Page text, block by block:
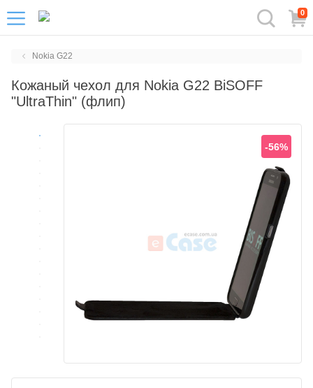
0
Nokia G22
Кожаный чехол для Nokia G22 BiSOFF
"UltraThin" (флип)
-56%